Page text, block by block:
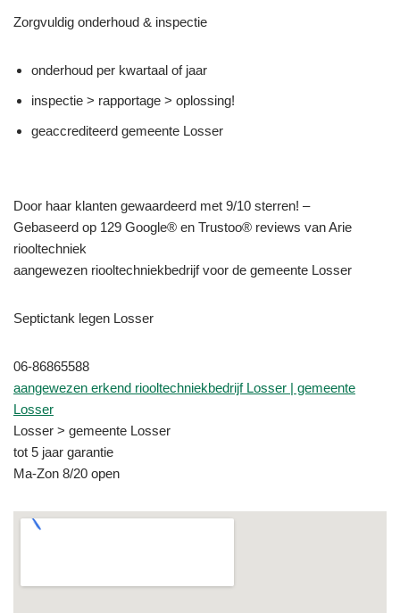
Zorgvuldig onderhoud & inspectie
onderhoud per kwartaal of jaar
inspectie > rapportage > oplossing!
geaccrediteerd gemeente Losser
Door haar klanten gewaardeerd met 9/10 sterren! –
Gebaseerd op 129 Google® en Trustoo® reviews van Arie
riooltechniek
aangewezen riooltechniekbedrijf voor de gemeente Losser
Septictank legen Losser
06-86865588
aangewezen erkend riooltechniekbedrijf Losser | gemeente
Losser
Losser > gemeente Losser
tot 5 jaar garantie
Ma-Zon 8/20 open